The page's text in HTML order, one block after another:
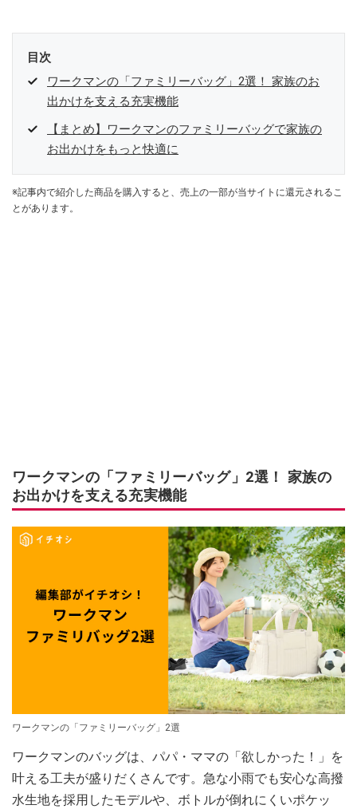
目次
ワークマンの「ファミリーバッグ」2選！ 家族のお
出かけを支える充実機能
【まとめ】ワークマンのファミリーバッグで家族の
お出かけをもっと快適に
※記事内で紹介した商品を購入すると、売上の一部が当サイトに還元されるこ
とがあります。
ワークマンの「ファミリーバッグ」2選！ 家族の
お出かけを支える充実機能
ワークマンの「ファミリーバッグ」2選
ワークマンのバッグは、パパ・ママの「欲しかった！」を
叶える工夫が盛りだくさんです。急な小雨でも安心な高撥
水生地を採用したモデルや、ボトルが倒れにくいポケッ